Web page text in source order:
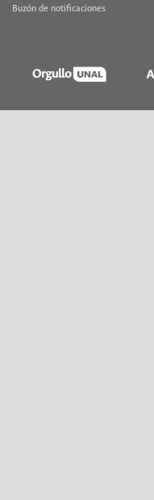
Buzón de notificaciones